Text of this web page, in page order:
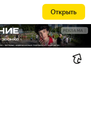
Открыть
РЕКЛАМА